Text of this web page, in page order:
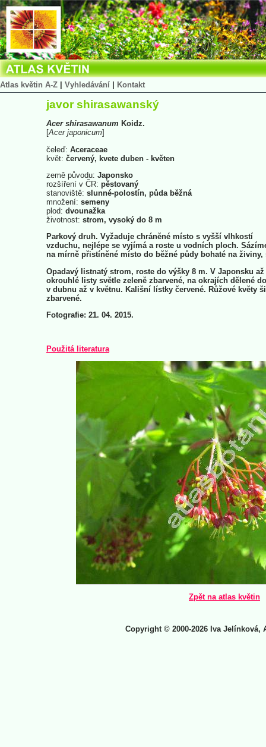
Atlas květin A-Z Vyhledávání Kontakt
javor shirasawanský
Acer shirasawanum Koidz.
[Acer japonicum]
čeleď: Aceraceae
květ: červený, kvete duben - květen
země původu: Japonsko
rozšíření v ČR: pěstovaný
stanoviště: slunné-polostín, půda běžná
množení: semeny
plod: dvounažka
životnost: strom, vysoký do 8 m
Parkový druh. Vyžaduje chráněné místo s vyšší vlhkostí
vzduchu, nejlépe se vyjímá a roste u vodních ploch.
na mírně přistíněné místo do běžné půdy bohaté na
Opadavý listnatý strom, roste do výšky 8 m. V Japonsku
okrouhlé listy světle zeleně zbarvené, na okrajích dělené
v dubnu až v květnu. Kališní lístky červené. Růžové květy
zbarvené.
Fotografie: 21. 04. 2015.
Použitá literatura
Zpět na atlas květin
Copyright © 2000-2026 Iva Jelínková,